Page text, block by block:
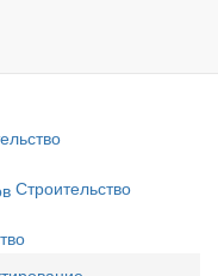
Строительство